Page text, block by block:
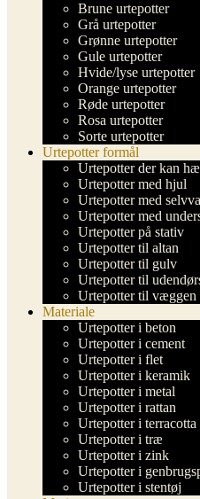
Brune urtepotter
Grå urtepotter
Grønne urtepotter
Gule urtepotter
Hvide/lyse urtepotter
Orange urtepotter
Røde urtepotter
Rosa urtepotter
Sorte urtepotter
Urtepotter formål
Urtepotter der kan
Urtepotter med hjul
Urtepotter med
Urtepotter med
Urtepotter på stativ
Urtepotter til altan
Urtepotter til gulv
Urtepotter til
Urtepotter til væggen
Materiale
Urtepotter i beton
Urtepotter i cement
Urtepotter i flet
Urtepotter i keramik
Urtepotter i metal
Urtepotter i rattan
Urtepotter i terracotta
Urtepotter i træ
Urtepotter i zink
Urtepotter i
Urtepotter i stentøj